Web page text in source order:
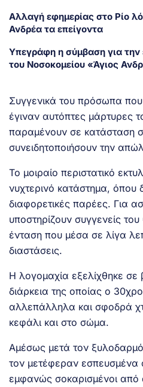
Αλλαγή εφημερίας στο Ρίο
Ανδρέα τα επείγοντα
Υπεγράφη η σύμβαση για την
του Νοσοκομείου «Άγιος
Συγγενικά του πρόσωπα που
έγιναν αυτόπτες μάρτυρες
παραμένουν σε κατάσταση
συνειδητοποιήσουν την
Το μοιραίο περιστατικό
νυχτερινό κατάστημα, όπου
διαφορετικές παρέες. Για
υποστηρίζουν συγγενείς
ένταση που μέσα σε λίγα
διαστάσεις.
Η λογομαχία εξελίχθηκε σε
διάρκεια της οποίας ο
αλλεπάλληλα και σφοδρά
κεφάλι και στο σώμα.
Αμέσως μετά τον
τον μετέφεραν εσπευσμένα
εμφανώς σοκαρισμένοι από